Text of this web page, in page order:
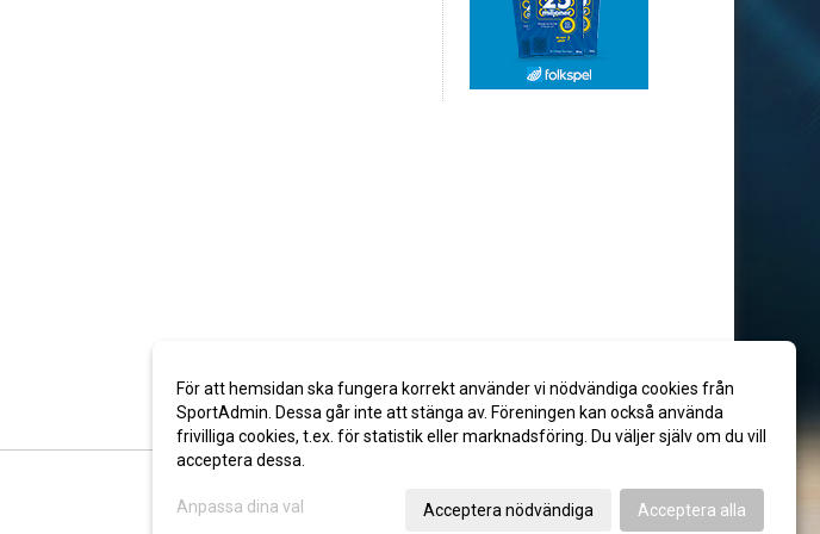
För att hemsidan ska fungera korrekt använder vi nödvändiga cookies från
SportAdmin. Dessa går inte att stänga av. Föreningen kan också använda
frivilliga cookies, t.ex. för statistik eller marknadsföring. Du väljer själv om du vill
acceptera dessa.
Anpassa dina val Acceptera nödvändiga Acceptera alla